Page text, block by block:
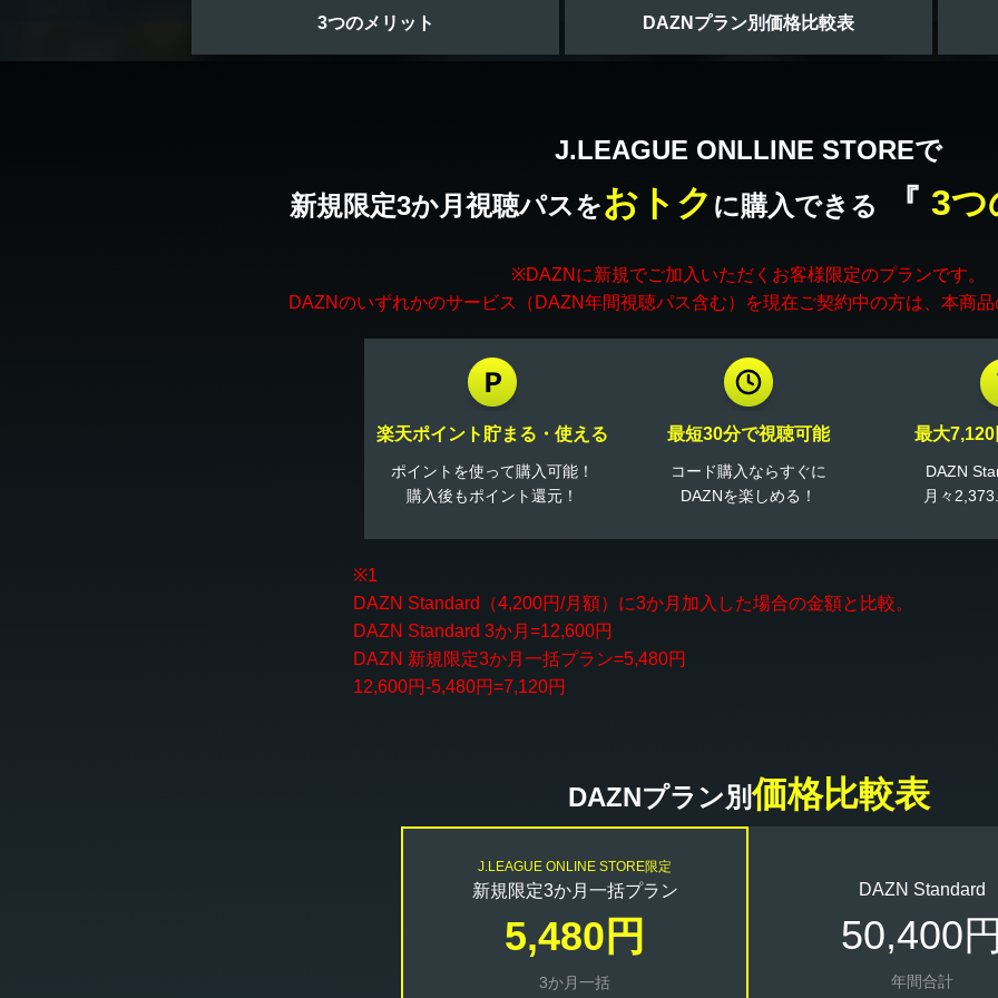
3つのメリット DAZNプラン別価格比較表
J.LEAGUE ONLLINE STOREで
新規限定3か月視聴パスをおトク に購入できる 『 3つ
※DAZNに新規でご加入いただくお客様限定のプランです。
DAZNのいずれかのサービス（DAZN年間視聴パス含む）を現在ご契約中の方は、本商
楽天ポイント貯まる・使える
ポイントを使って購入可能！
購入後もポイント還元！
最短30分で視聴可能
コード購入ならすぐに
DAZNを楽しめる！
最大
DAZN
月々
※1
DAZN Standard（4,200円/月額）に3か月加入した場合の金額と比較。
DAZN Standard 3か月=12,600円
DAZN 新規限定3か月一括プラン=5,480円
12,600円-5,480円=7,120円
DAZNプラン別価格比較表
J.LEAGUE ONLINE STORE限定
新規限定3か月一括プラン
5,480円
3か月一括
DAZN Standard
50,400
年間合計